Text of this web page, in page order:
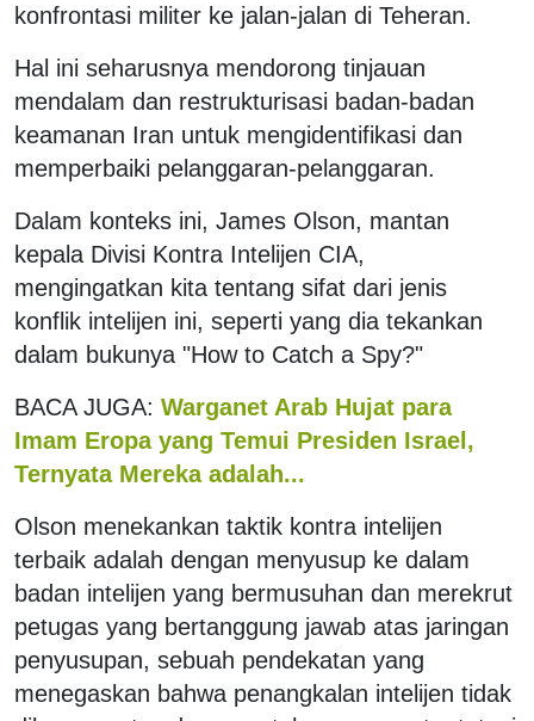
konfrontasi militer ke jalan-jalan di Teheran.
Hal ini seharusnya mendorong tinjauan
mendalam dan restrukturisasi badan-badan
keamanan Iran untuk mengidentifikasi dan
memperbaiki pelanggaran-pelanggaran.
Dalam konteks ini, James Olson, mantan
kepala Divisi Kontra Intelijen CIA,
mengingatkan kita tentang sifat dari jenis
konflik intelijen ini, seperti yang dia tekankan
dalam bukunya "How to Catch a Spy?"
BACA JUGA: Warganet Arab Hujat para
Imam Eropa yang Temui Presiden Israel,
Ternyata Mereka adalah...
Olson menekankan taktik kontra intelijen
terbaik adalah dengan menyusup ke dalam
badan intelijen yang bermusuhan dan merekrut
petugas yang bertanggung jawab atas jaringan
penyusupan, sebuah pendekatan yang
menegaskan bahwa penangkalan intelijen tidak